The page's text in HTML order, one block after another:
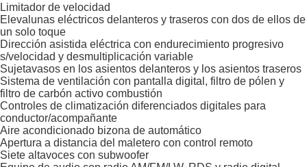
Limitador de velocidad
Elevalunas eléctricos delanteros y traseros con dos de ellos de
un solo toque
Dirección asistida eléctrica con endurecimiento progresivo
s/velocidad y desmultiplicación variable
Sujetavasos en los asientos delanteros y los asientos traseros
Sistema de ventilación con pantalla digital, filtro de pólen y
filtro de carbón activo combustión
Controles de climatización diferenciados digitales para
conductor/acompañante
Aire acondicionado bizona de automático
Apertura a distancia del maletero con control remoto
Siete altavoces con subwoofer